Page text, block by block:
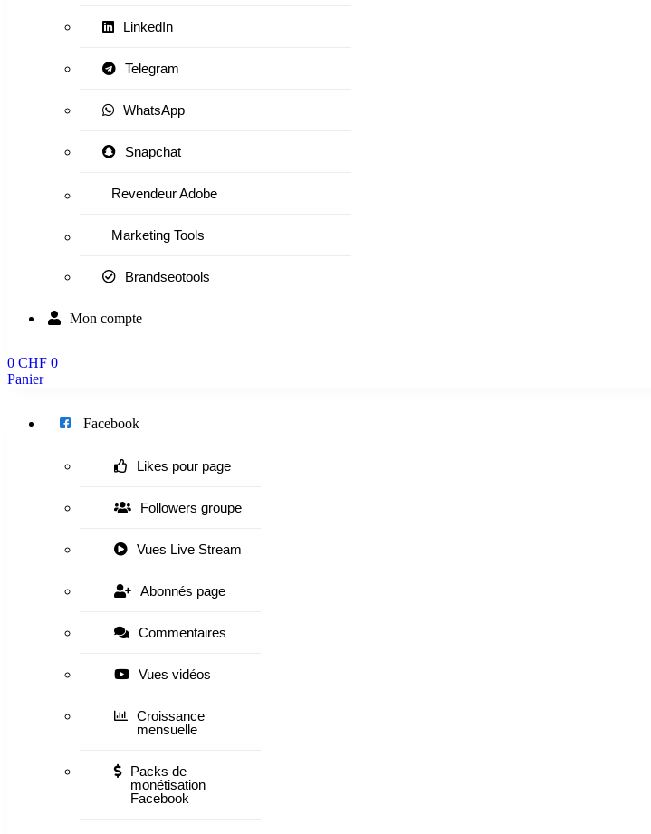
LinkedIn
Telegram
WhatsApp
Snapchat
Revendeur Adobe
Marketing Tools
Brandseotools
Mon compte
0 CHF 0
Panier
Facebook
Likes pour page
Followers groupe
Vues Live Stream
Abonnés page
Commentaires
Vues vidéos
Croissance
mensuelle
Packs de
monétisation
Facebook